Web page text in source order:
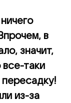
в
значит,
все-таки
из-за